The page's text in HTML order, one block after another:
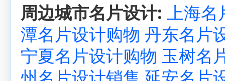
周边城市名片设计: 上海名
潭名片设计购物 丹东名片
宁夏名片设计购物 玉树名